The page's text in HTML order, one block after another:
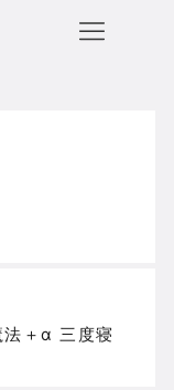
＋α 三度寝